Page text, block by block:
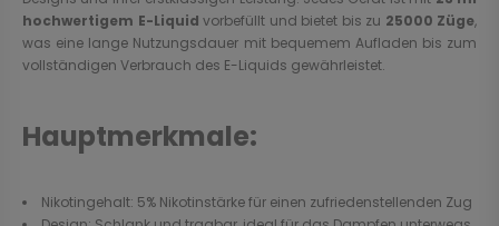
hochwertigem E-Liquid vorbefüllt und bietet bis zu 25000 Züge,
was eine lange Nutzungsdauer mit bequemem Aufladen bis zum
vollständigen Verbrauch des E-Liquids gewährleistet.
Hauptmerkmale:
Nikotingehalt: 5% Nikotinstärke für einen zufriedenstellenden Zug